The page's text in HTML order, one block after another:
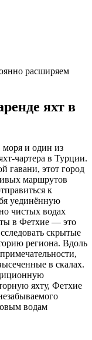
расширяем
яхт в
и один из
чартера в Турции.
гавани, этот город
маршрутов
к
уединённую
чистых водах
в Фетхие — это
скрытые
региона. Вдоль
в скалах.
яхту, Фетхие
водам